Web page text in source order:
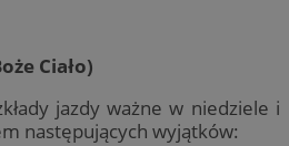
Ciało)
jazdy ważne w niedziele i
następujących wyjątków: